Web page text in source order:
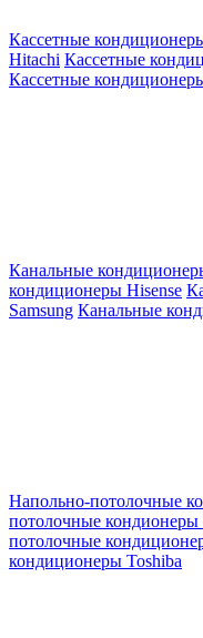
Кассетные
Hitachi Кассетные
Кассетные
Канальные
кондиционеры Hisense
Samsung Канальные
Напольно-потолочные
потолочные кондионеры
потолочные
кондиционеры Toshiba